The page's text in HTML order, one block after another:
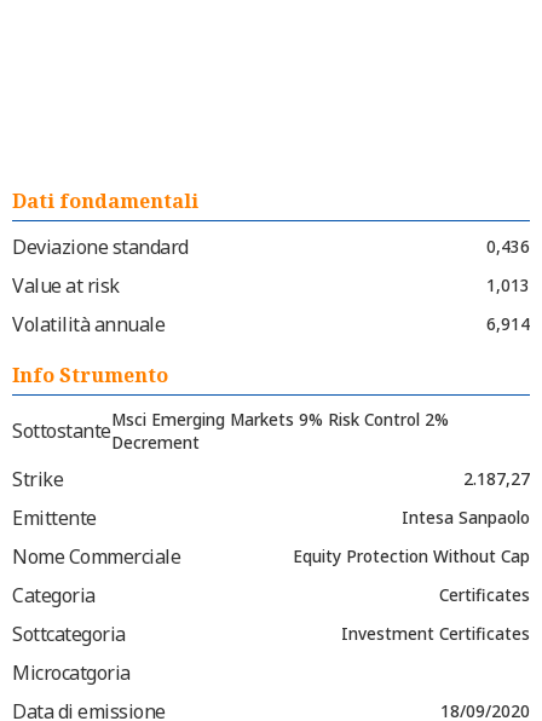
Dati fondamentali
Deviazione standard
0,436
Value at risk 1,013
Volatilità annuale 6,914
Info Strumento
SottostanteMsci Emerging Markets 9% Risk Control 2%
Decrement
Strike 2.187,27
Emittente Intesa Sanpaolo
Nome Commerciale Equity Protection Without Cap
Categoria Certificates
Sottcategoria Investment Certificates
Microcatgoria
Data di emissione
18/09/2020